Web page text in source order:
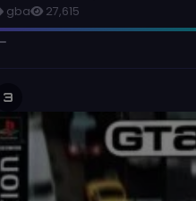
gba 27,615
3